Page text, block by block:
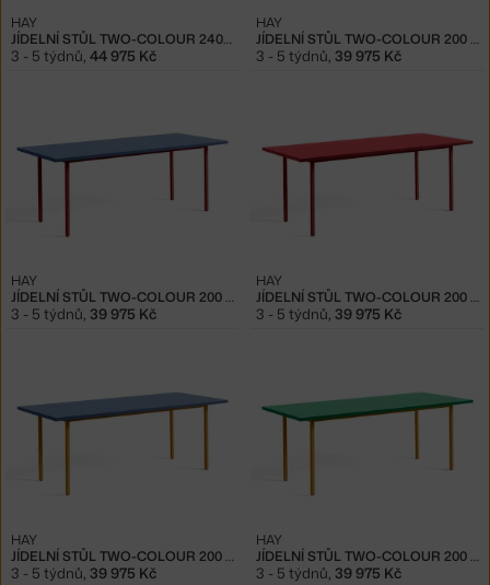
JÍDELNÍ STŮL TWO-COLOUR 240 CM, MAROON RED/BLUE
HAY
3 - 5 týdnů 44 975 Kč
JÍDELNÍ STŮL TWO-COLOUR 200 CM, IVORY/GREEN MINT
HAY
3 - 5 týdnů 39 975 Kč
JÍDELNÍ STŮL TWO-COLOUR 200 CM, MAROON RED/BLUE
HAY
3 - 5 týdnů, 39 975 Kč
JÍDELNÍ STŮL TWO-COLOUR 200 CM, MAROON RED/RED
HAY
3 - 5 týdnů, 39 975 Kč
JÍDELNÍ STŮL TWO-COLOUR 200 CM, OCHRE/BLUE
HAY
3 - 5 týdnů, 39 975 Kč
JÍDELNÍ STŮL TWO-COLOUR 200 CM, OCHRE/GREEN MINT
HAY
3 - 5 týdnů, 39 975 Kč